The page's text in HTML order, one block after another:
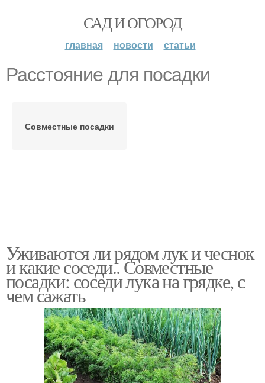
САД И ОГОРОД
главная новости статьи
Расстояние для посадки
Совместные посадки
Уживаются ли рядом лук и чеснок
и какие соседи.. Совместные
посадки: соседи лука на грядке, с
чем сажать